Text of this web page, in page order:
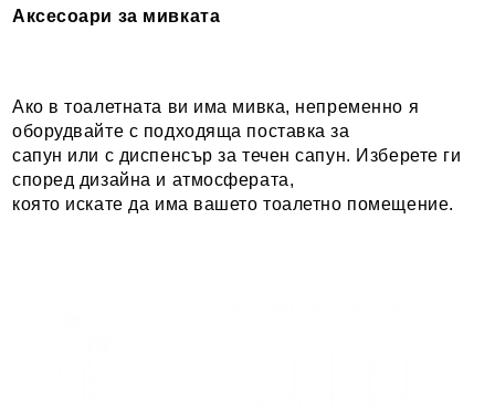
Аксесоари за мивката
Ако в тоалетната ви има мивка, непременно я
оборудвайте с подходяща поставка за
сапун или с диспенсър за течен сапун. Изберете ги
според дизайна и атмосферата,
която искате да има вашето тоалетно помещение.